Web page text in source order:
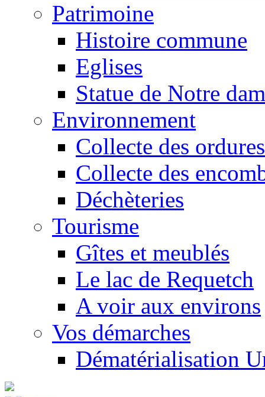
Patrimoine
Histoire commune
Eglises
Statue de Notre
Environnement
Collecte des ordures
Collecte des
Déchèteries
Tourisme
Gîtes et meublés
Le lac de Requetch
A voir aux environs
Vos démarches
Dématérialisation